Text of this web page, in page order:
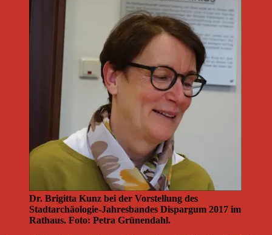
Dr. Brigitta Kunz bei der Vorstellung des
Stadtarchäologie-Jahresbandes Dispargum 2017 im
Rathaus. Foto: Petra Grünendahl.